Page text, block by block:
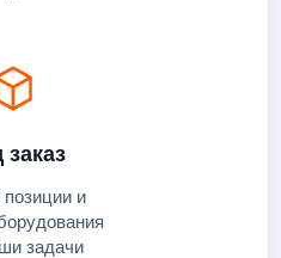
заказ
позиции и
задачи